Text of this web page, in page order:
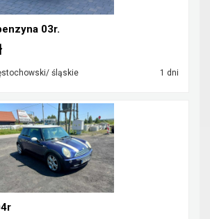
03r.
śląskie 1 dni